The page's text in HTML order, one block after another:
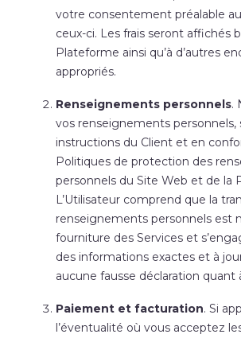
votre consentement préalable
ceux-ci. Les frais seront affichés
Plateforme ainsi qu’à d’autres
appropriés.
Renseignements personnels.
vos renseignements personnels,
instructions du Client et en
Politiques de protection des
personnels du Site Web et de la
L’Utilisateur comprend que la
renseignements personnels est
fourniture des Services et
des informations exactes et à
aucune fausse déclaration quant
Paiement et facturation. Si
l’éventualité où vous acceptez